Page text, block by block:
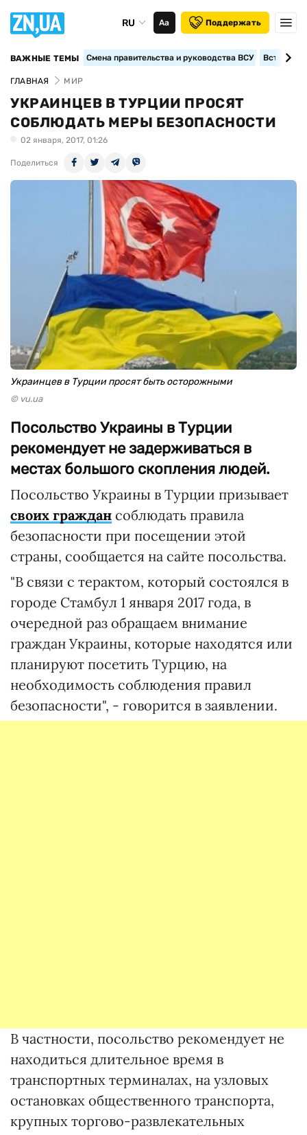
RU Аа Поддержать
ВАЖНЫЕ ТЕМЫ Смена правительства и руководства ВСУ
ГЛАВНАЯ МИР
УКРАИНЦЕВ В ТУРЦИИ ПРОСЯТ
СОБЛЮДАТЬ МЕРЫ БЕЗОПАСНОСТИ
02 января, 2017, 01:26
Поделиться
Украинцев в Турции просят быть осторожными
© vu.ua
Посольство Украины в Турции
рекомендует не задерживаться в
местах большого скопления людей.
Посольство Украины в Турции призывает
своих граждан соблюдать правила
безопасности при посещении этой
страны, сообщается на сайте посольства.
"В связи с терактом, который состоялся в
городе Стамбул 1 января 2017 года, в
очередной раз обращаем внимание
граждан Украины, которые находятся или
планируют посетить Турцию, на
необходимость соблюдения правил
безопасности", - говорится в заявлении.
В частности, посольство рекомендует не
находиться длительное время в
транспортных терминалах, на узловых
остановках общественного транспорта,
крупных торгово-развлекательных